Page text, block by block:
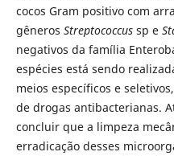
cocos Gram positivo com
gêneros Streptococcus sp e
negativos da família
espécies está sendo
meios específicos e
de drogas antibacterianas.
concluir que a limpeza
erradicação desses